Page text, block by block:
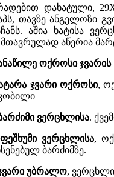
დახატული,
თავზე ანგელოზი
აშია ხატისა
აწერია
ოქროსი ჯვარის
ჯვარი ოქროსი,
ვერცხლისა.
ფეშხუმი ვერცხლისა,
ბარძიმზე.
უბრალო,